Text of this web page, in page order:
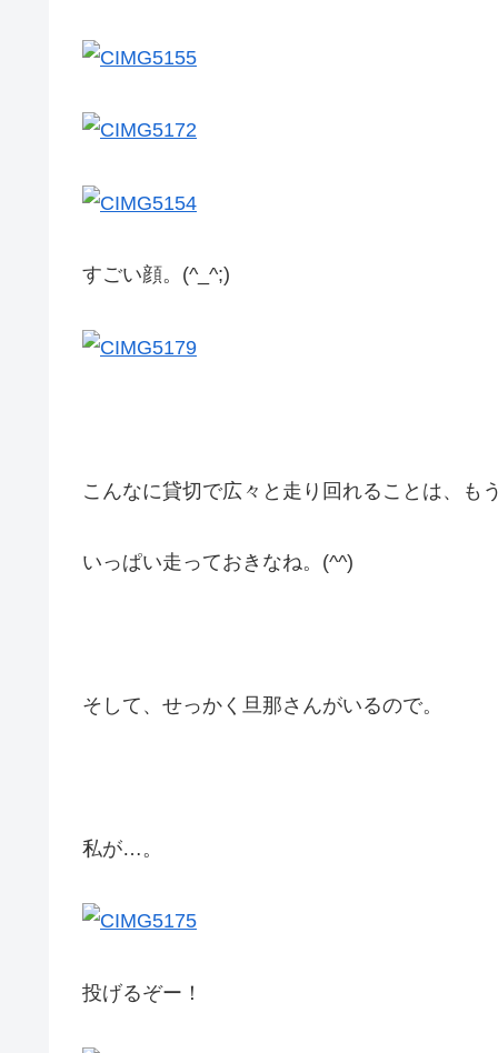
すごい顔。(^_^;)
こんなに貸切で広々と走り回れることは、も
いっぱい走っておきなね。(^^)
そして、せっかく旦那さんがいるので。
私が…。
投げるぞー！